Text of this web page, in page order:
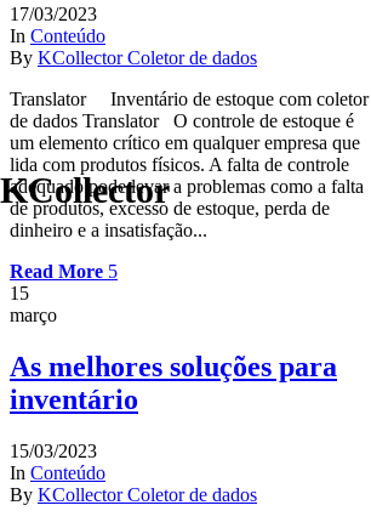
KCollector
17/03/2023
In Conteúdo
By KCollector Coletor de dados
Translator Inventário de estoque com coletor
de dados Translator O controle de estoque é
um elemento crítico em qualquer empresa que
lida com produtos físicos. A falta de controle
adequado pode levar a problemas como a falta
de produtos, excesso de estoque, perda de
dinheiro e a insatisfação...
Read More
15
março
As melhores soluções para
inventário
15/03/2023
In Conteúdo
By KCollector Coletor de dados